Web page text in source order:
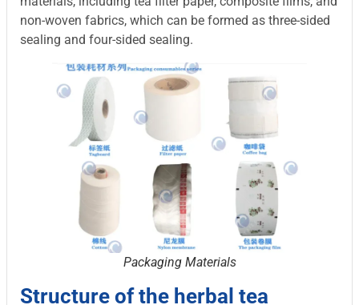
non-woven fabrics, which can be formed as three-sided
sealing and four-sided sealing.
Packaging Materials
Structure of the herbal tea